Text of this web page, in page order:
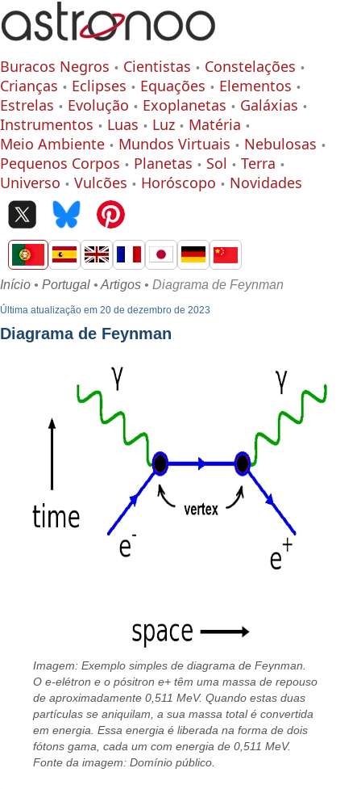
Buracos Negros Cientistas
Constelações
Crianças
Eclipses Equações
Elementos
Estrelas
Evolução Exoplanetas
Galáxias
Instrumentos
Luas Luz
Matéria
Meio Ambiente
Mundos Virtuais
Nebulosas
Pequenos Corpos
Planetas Sol
Terra
Universo
Vulcões Horóscopo Novidades
Início • Portugal • Artigos • Diagrama de Feynman
Última atualização em 20 de dezembro de 2023
Diagrama de Feynman
Imagem: Exemplo simples de diagrama de Feynman.
O e-elétron e o pósitron e+ têm uma massa de repouso
de aproximadamente 0,511 MeV. Quando estas duas
partículas se aniquilam, a sua massa total é convertida
em energia. Essa energia é liberada na forma de dois
fótons gama, cada um com energia de 0,511 MeV.
Fonte da imagem: Domínio público.